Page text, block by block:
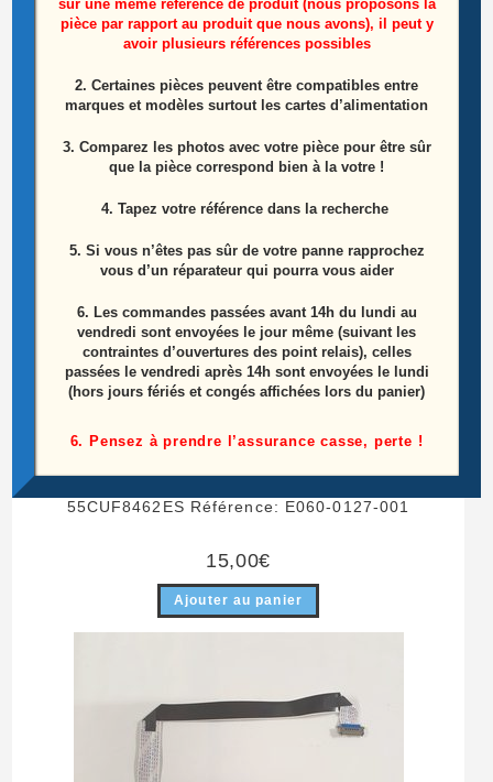
8,50€
Ajouter au panier
Haut Parleur Des Basses Télé Sharp LC-
55CUF8462ES Référence: E060-0127-001
15,00€
Ajouter au panier
sur une même référence de produit (nous proposons la
pièce par rapport au produit que nous avons), il peut y
avoir plusieurs références possibles
2. Certaines pièces peuvent être compatibles entre
marques et modèles surtout les cartes d’alimentation
3. Comparez les photos avec votre pièce pour être sûr
que la pièce correspond bien à la votre !
4. Tapez votre référence dans la recherche
5. Si vous n’êtes pas sûr de votre panne rapprochez
vous d’un réparateur qui pourra vous aider
6. Les commandes passées avant 14h du lundi au
vendredi sont envoyées le jour même (suivant les
contraintes d’ouvertures des point relais), celles
passées le vendredi après 14h sont envoyées le lundi
(hors jours fériés et congés affichées lors du panier)
6. Pensez à prendre l’assurance casse, perte !